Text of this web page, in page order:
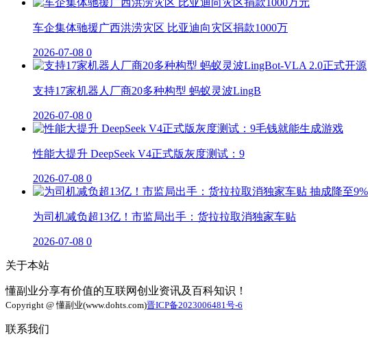
车企集体驰援广西洪涝灾区 比亚迪向灾区捐款1000万
2026-07-08 0
支持17家机器人厂商20多种构型 蚂蚁灵波LingB
2026-07-08 0
性能大提升 DeepSeek V4正式版灰度测试：9
2026-07-08 0
为司机减负超13亿！市监局出手：货拉拉取消独家车贴
2026-07-08 0
关于本站
懂副业分享有价值的互联网创业资讯及百科知识！
Copyright @ 懂副业(www.dohts.com)晋ICP备2023006481号-6
联系我们